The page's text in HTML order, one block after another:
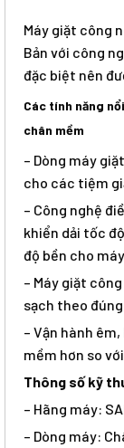
Máy giặt công
Bản với công
đặc biệt nên
Các tính năng
chân mềm
– Dòng máy
cho các tiệm
– Công nghệ
khiển dải tốc
độ bền cho
– Máy giặt
sạch theo
– Vận hành
mềm hơn so
Thông số kỹ
– Hãng máy:
– Dòng máy: